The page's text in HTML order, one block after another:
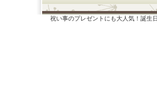
祝い事のプレゼントにも大人気！誕生